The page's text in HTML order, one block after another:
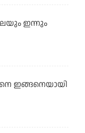
ഇന്നും
ഇങ്ങനെയായി